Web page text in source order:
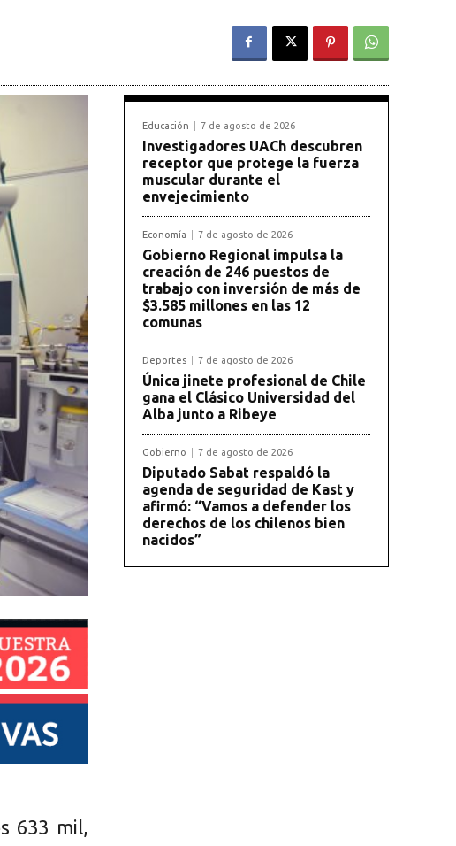
633 mil,
Educación 7 de agosto de 2026
Investigadores UACh descubren
receptor que protege la fuerza
muscular durante el
envejecimiento
Economía 7 de agosto de 2026
Gobierno Regional impulsa la
creación de 246 puestos de
trabajo con inversión de más de
$3.585 millones en las 12
comunas
Deportes 7 de agosto de 2026
Única jinete profesional de Chile
gana el Clásico Universidad del
Alba junto a Ribeye
Gobierno 7 de agosto de 2026
Diputado Sabat respaldó la
agenda de seguridad de Kast y
afirmó: “Vamos a defender los
derechos de los chilenos bien
nacidos”